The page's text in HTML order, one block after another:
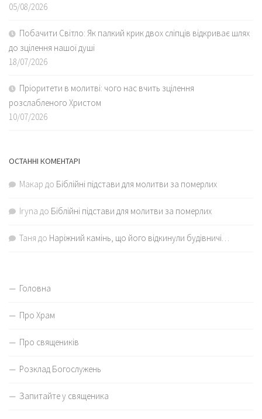
05/08/2026
Побачити Світло: Як палкий крик двох сліпців відкриває шлях
до зцілення нашої душі
18/07/2026
Пріоритети в молитві: чого нас вчить зцілення
розслабленого Христом
10/07/2026
ОСТАННІ КОМЕНТАРІ
Макар до Біблійні підстави для молитви за померлих
Iryna до Біблійні підстави для молитви за померлих
Таня до Наріжний камінь, що його відкинули будівничі…
Головна
Про Храм
Про священиків
Розклад Богослужень
Запитайте у священика